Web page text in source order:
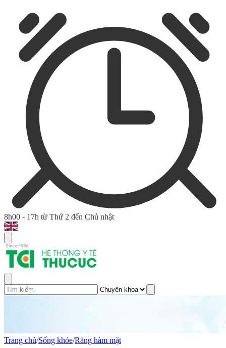
8h00 - 17h từ Thứ 2 đến Chủ nhật
Trang chủ/Sống khỏe/Răng hàm mặt